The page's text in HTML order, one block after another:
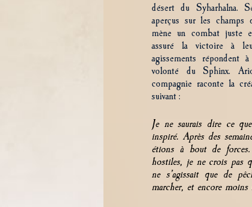
désert du Syharhalna.
aperçus sur les
mène un combat juste
assuré la victoire à
agissements répondent
volonté du Sphinx.
compagnie raconte la
suivant :
Je ne saurais dire ce
inspiré. Après des
étions à bout de
hostiles, je ne crois pas
ne s’agissait que de
marcher, et encore moins